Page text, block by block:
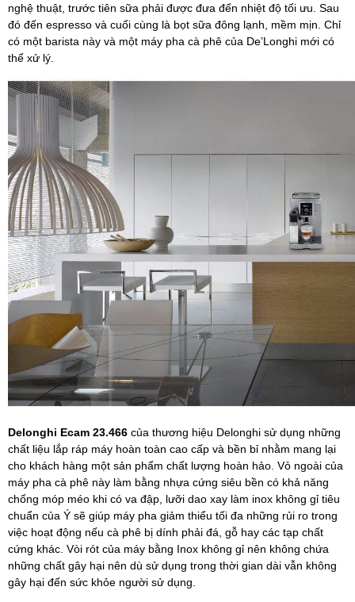
nghệ thuật, trước tiên sữa phải được đưa đến nhiệt độ tối ưu. Sau
đó đến espresso và cuối cùng là bọt sữa đông lạnh, mềm mịn. Chỉ
có một barista này và một máy pha cà phê của De’Longhi mới có
thể xử lý.
Delonghi Ecam 23.466 của thương hiệu Delonghi sử dụng những
chất liệu lắp ráp máy hoàn toàn cao cấp và bền bỉ nhằm mang lại
cho khách hàng một sản phẩm chất lượng hoàn hảo. Vỏ ngoài của
máy pha cà phê này làm bằng nhựa cứng siêu bền có khả năng
chống móp méo khi có va đập, lưỡi dao xay làm inox không gỉ tiêu
chuẩn của Ý sẽ giúp máy pha giảm thiểu tối đa những rủi ro trong
việc hoạt động nếu cà phê bị dính phải đá, gỗ hay các tạp chất
cứng khác. Vòi rót của máy bằng Inox không gỉ nên không chứa
những chất gây hại nên dù sử dụng trong thời gian dài vẫn không
gây hại đến sức khỏe người sử dụng.